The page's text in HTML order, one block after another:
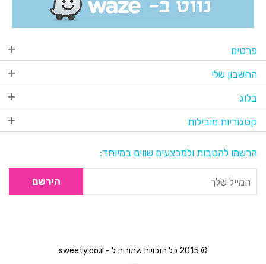
פרטים
החשבון שלי
בלוג
קטגוריות מובילות
הרשמו להטבות ולמבצעים שווים במיוחד:
הירשם
© 2015 כל הזכויות שמורות ל - sweety.co.il